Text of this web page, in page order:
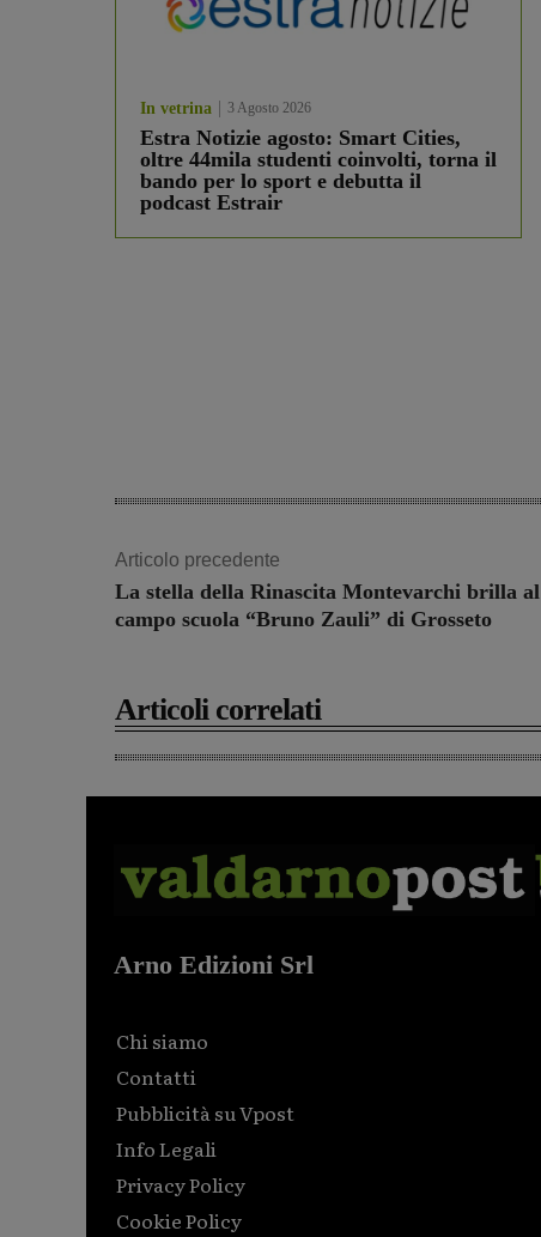
In vetrina 3 Agosto 2026
Estra Notizie agosto: Smart Cities,
oltre 44mila studenti coinvolti, torna il
bando per lo sport e debutta il
podcast Estrair
Articolo precedente
La stella della Rinascita Montevarchi brilla al
campo scuola “Bruno Zauli” di Grosseto
Articoli correlati
Arno Edizioni Srl
Chi siamo
Contatti
Pubblicità su Vpost
Info Legali
Privacy Policy
Cookie Policy